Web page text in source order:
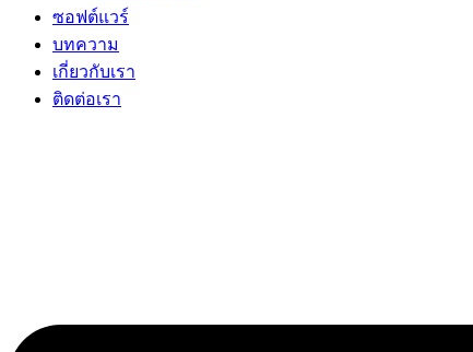
ซอฟต์แวร์
บทความ
เกี่ยวกับเรา
ติดต่อเรา